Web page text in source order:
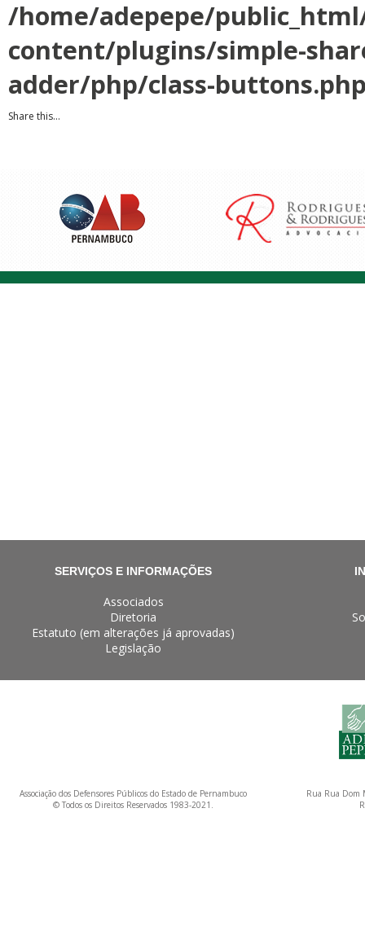
/home/adepepe/
content/plugins/simple-
adder/php/class-
Share this...
SERVIÇOS E INFORMAÇÕES
Associados
Diretoria
Estatuto (em alterações já aprovadas)
Legislação
Associação dos Defensores Públicos do Estado de Pernambuco
© Todos os Direitos Reservados 1983-2021.
Rua Rua Dom